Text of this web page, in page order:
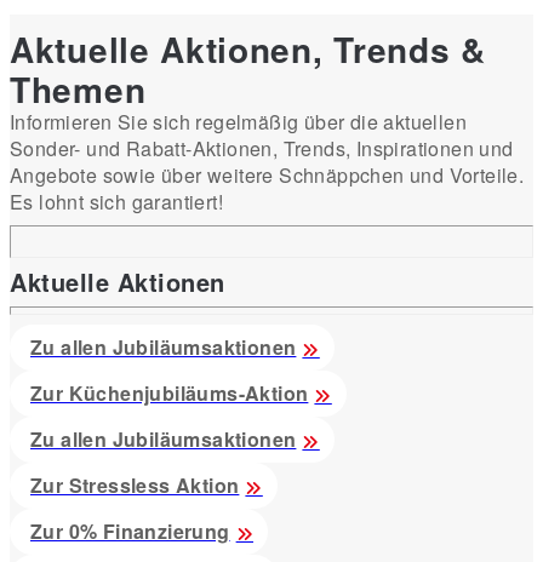
Aktuelle Aktionen, Trends &
Themen
Informieren Sie sich regelmäßig über die aktuellen
Sonder- und Rabatt-Aktionen, Trends, Inspirationen und
Angebote sowie über weitere Schnäppchen und Vorteile.
Es lohnt sich garantiert!
Aktuelle Aktionen
Zu allen Jubiläumsaktionen
Zur Küchenjubiläums-Aktion
Zu allen Jubiläumsaktionen
Zur Stressless Aktion
Zur 0% Finanzierung